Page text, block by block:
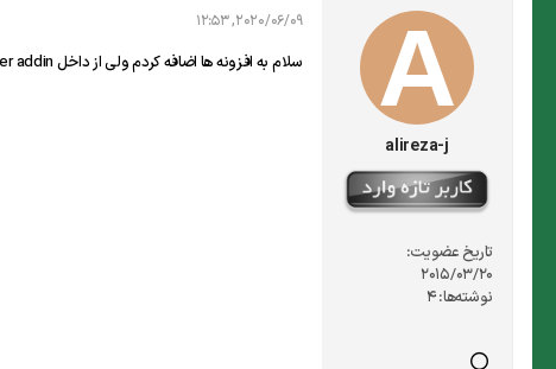
alireza-j
تاریخ عضویت:
2015/03/20
نوشته‌ها:4
2020/06/09, 12:53
سلام به افزونه ها اضافه کردم ولی از داخل developer addin دیده نمیشه و اگر بصورت تمام فایلها باز میکنم ارور میده : افزونه دارای اعتبار نیست. چه کنیم؟